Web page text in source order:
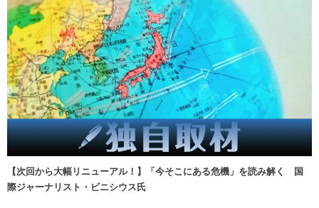
【次回から大幅リニューアル！】「今そこにある危機」を読み解く 国
際ジャーナリスト・ビニシウス氏